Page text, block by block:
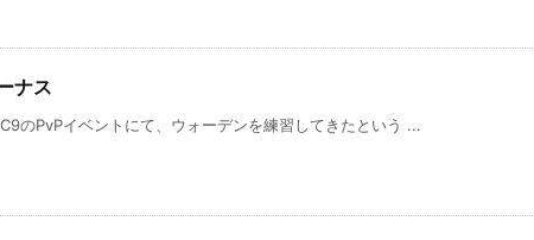
ナス
のPvPイベントにて、ウォーデンを練習してきたという ...